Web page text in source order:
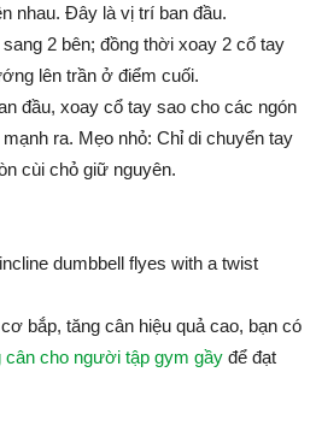
nhau. Đây là vị trí ban đầu.
2 bên; đồng thời xoay 2 cổ tay
lên trần ở điểm cuối.
đầu, xoay cổ tay sao cho các ngón
ra. Mẹo nhỏ: Chỉ di chuyển tay
cùi chỏ giữ nguyên.
bắp, tăng cân hiệu quả cao, bạn có
cân cho người tập gym gầy để đạt